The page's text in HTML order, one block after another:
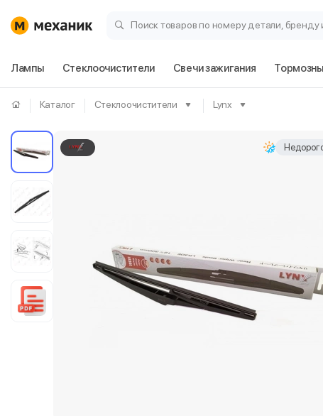
Поиск товаров по номеру детали,
Лампы Стеклоочистители Свечи зажигания
Каталог Стеклоочистители Lynx